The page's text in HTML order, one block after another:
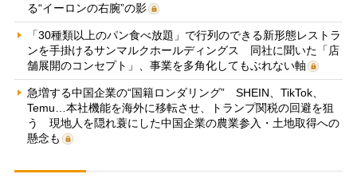
る“イーロンの右腕”の影
「30種類以上のパン食べ放題」で行列のできる新形態レストラ
ンを手掛けるサンマルクホールディングス 同社に聞いた「店
舗展開のコンセプト」、事業を多角化してもぶれない軸
急増する中国企業の“国籍ロンダリング” SHEIN、TikTok、
Temu…本社機能を海外に移転させ、トランプ関税の回避を狙
う 現地人を隠れ蓑にした中国企業の農業参入・土地取得への
懸念も